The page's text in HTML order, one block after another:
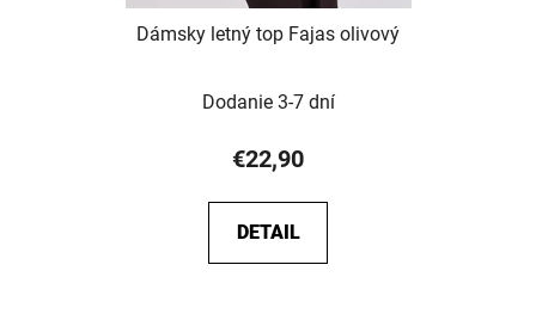
Dámsky letný top Fajas olivový
Dodanie 3-7 dní
€22,90
DETAIL